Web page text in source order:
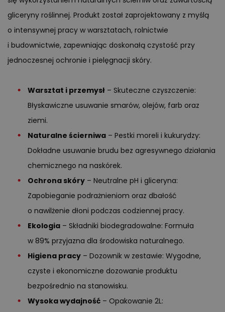
gliceryny roślinnej. Produkt został zaprojektowany z myślą
o intensywnej pracy w warsztatach, rolnictwie
i budownictwie, zapewniając doskonałą czystość przy
jednoczesnej ochronie i pielęgnacji skóry.
Warsztat i przemysł – Skuteczne czyszczenie:
Błyskawiczne usuwanie smarów, olejów, farb oraz
ziemi.
Naturalne ścierniwa – Pestki moreli i kukurydzy:
Dokładne usuwanie brudu bez agresywnego działania
chemicznego na naskórek.
Ochrona skóry – Neutralne pH i gliceryna:
Zapobieganie podrażnieniom oraz dbałość
o nawilżenie dłoni podczas codziennej pracy.
Ekologia – Składniki biodegradowalne: Formuła
w 89% przyjazna dla środowiska naturalnego.
Higiena pracy – Dozownik w zestawie: Wygodne,
czyste i ekonomiczne dozowanie produktu
bezpośrednio na stanowisku.
Wysoka wydajność – Opakowanie 2L: